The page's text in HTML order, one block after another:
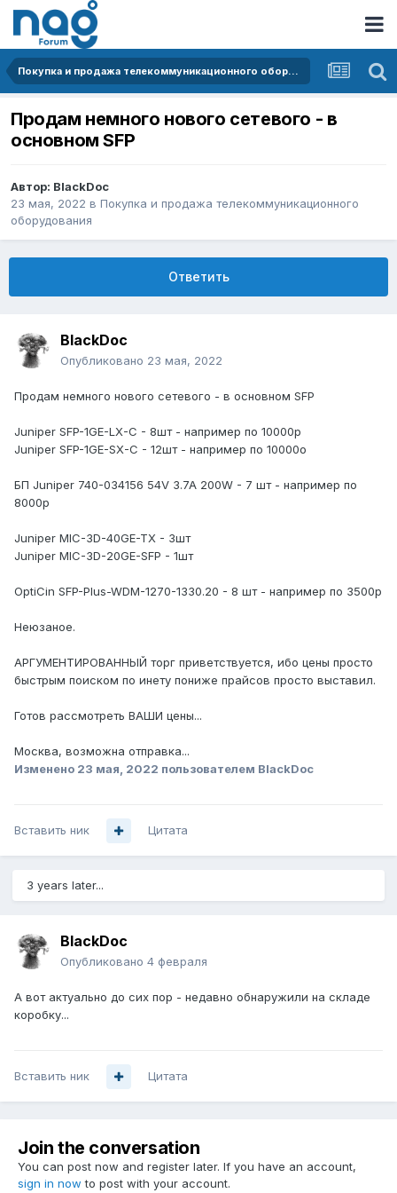
Покупка и продажа телекоммуникационного оборудования
Продам немного нового сетевого - в
основном SFP
Автор: BlackDoc
23 мая, 2022 в Покупка и продажа телекоммуникационного
оборудования
Ответить
BlackDoc
Опубликовано 23 мая, 2022
Продам немного нового сетевого - в основном SFP
Juniper SFP-1GE-LX-C - 8шт - например по 10000р
Juniper SFP-1GE-SX-C - 12шт - например по 10000о
БП Juniper 740-034156 54V 3.7A 200W - 7 шт - например по
8000р
Juniper MIC-3D-40GE-TX - 3шт
Juniper MIC-3D-20GE-SFP - 1шт
OptiCin SFP-Plus-WDM-1270-1330.20 - 8 шт - например по 3500р
Неюзаное.
АРГУМЕНТИРОВАННЫЙ торг приветствуется, ибо цены просто
быстрым поиском по инету пониже прайсов просто выставил.
Готов рассмотреть ВАШИ цены...
Москва, возможна отправка...
Изменено 23 мая, 2022 пользователем BlackDoc
Вставить ник Цитата
3 years later...
BlackDoc
Опубликовано 4 февраля
А вот актуально до сих пор - недавно обнаружили на складе
коробку...
Вставить ник Цитата
Join the conversation
You can post now and register later. If you have an account,
sign in now to post with your account.